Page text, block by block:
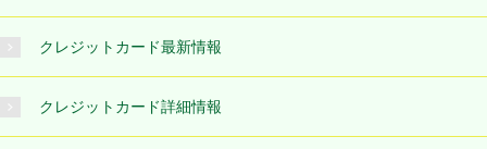
クレジットカード最新情報
クレジットカード詳細情報